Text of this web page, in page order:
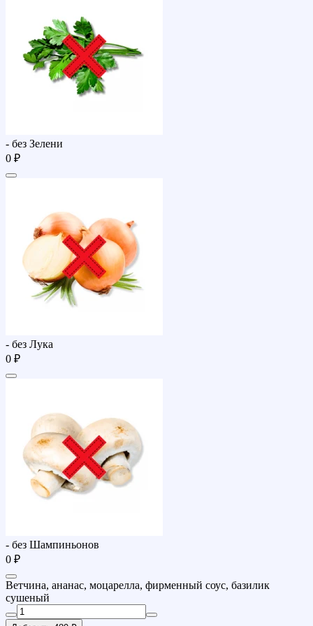
- без Зелени
0 ₽
- без Лука
0 ₽
- без Шампиньонов
0 ₽
Ветчина, ананас, моцарелла, фирменный соус, базилик
сушеный